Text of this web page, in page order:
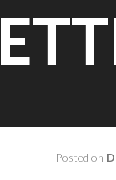
Posted on